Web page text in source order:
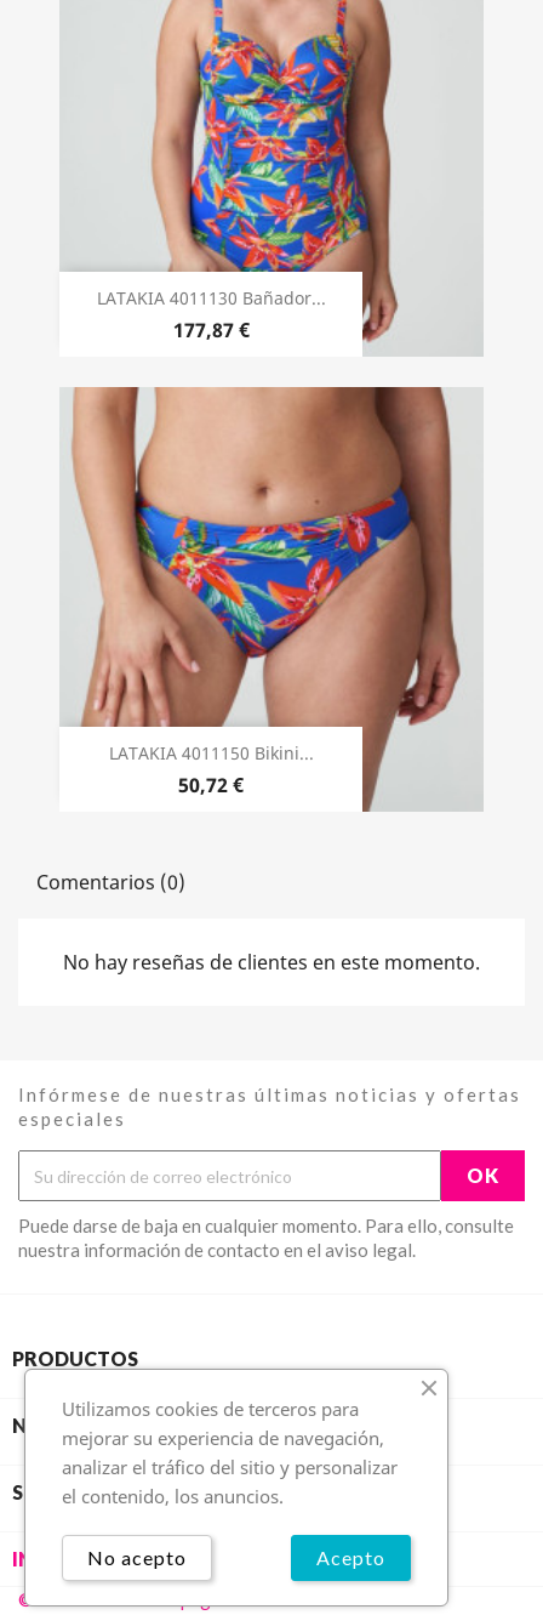
LATAKIA 4011130 Bañador...
177,87 €
LATAKIA 4011150 Bikini...
50,72 €
Comentarios (0)
No hay reseñas de clientes en este momento.
Infórmese de nuestras últimas noticias y ofertas
especiales
Puede darse de baja en cualquier momento. Para ello, consulte
nuestra información de contacto en el aviso legal.
PRODUCTOS
NUESTRA EMPRESA
SU CUENTA
INFORMACIÓN DE LA TIENDA
© 2026 -
Utilizamos cookies de terceros para
mejorar su experiencia de navegación,
analizar el tráfico del sitio y personalizar
el contenido, los anuncios.
Acepto
No acepto